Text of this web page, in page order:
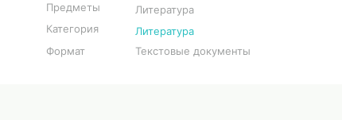
Предметы
Литература
Категория
Литература
Формат
Текстовые документы